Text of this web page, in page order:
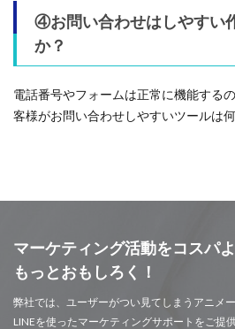
④お問い合わせはしやすい
か？
電話番号やフォームは正常に機能する
客様がお問い合わせしやすいツールは
マーケティング活動をコスパ
もっとおもしろく！
弊社では、ユーザーがつい見てしまうアニメ
LINEを使ったマーケティングサポートをご提